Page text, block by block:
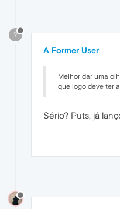
?
A Former User
Melhor dar uma
que logo deve ter
Sério? Puts, já